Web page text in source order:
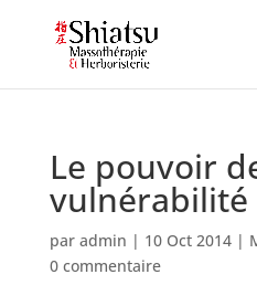
Le pouvoir
vulnérabilité
par admin | 10 Oct 2014|
0 commentaire